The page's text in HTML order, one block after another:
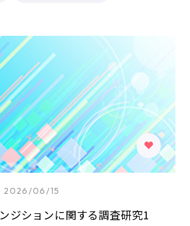
2026/06/15
ジションに関する調査研究1